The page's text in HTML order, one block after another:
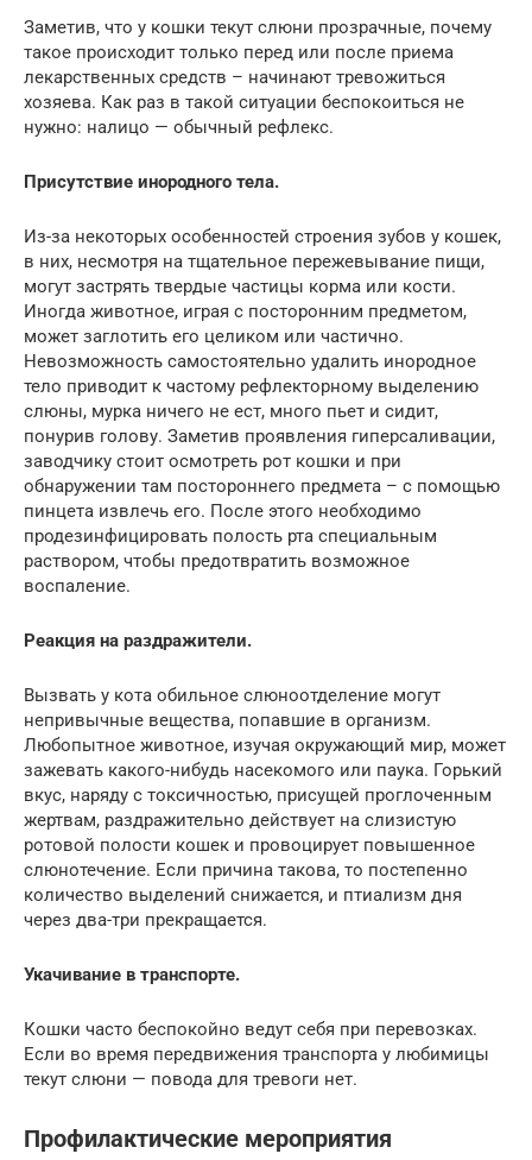
Заметив, что у кошки текут слюни прозрачные, почему
такое происходит только перед или после приема
лекарственных средств – начинают тревожиться
хозяева. Как раз в такой ситуации беспокоиться не
нужно: налицо — обычный рефлекс.
Присутствие инородного тела.
Из-за некоторых особенностей строения зубов у кошек,
в них, несмотря на тщательное пережевывание пищи,
могут застрять твердые частицы корма или кости.
Иногда животное, играя с посторонним предметом,
может заглотить его целиком или частично.
Невозможность самостоятельно удалить инородное
тело приводит к частому рефлекторному выделению
слюны, мурка ничего не ест, много пьет и сидит,
понурив голову. Заметив проявления гиперсаливации,
заводчику стоит осмотреть рот кошки и при
обнаружении там постороннего предмета – с помощью
пинцета извлечь его. После этого необходимо
продезинфицировать полость рта специальным
раствором, чтобы предотвратить возможное
воспаление.
Реакция на раздражители.
Вызвать у кота обильное слюноотделение могут
непривычные вещества, попавшие в организм.
Любопытное животное, изучая окружающий мир, может
зажевать какого-нибудь насекомого или паука. Горький
вкус, наряду с токсичностью, присущей проглоченным
жертвам, раздражительно действует на слизистую
ротовой полости кошек и провоцирует повышенное
слюнотечение. Если причина такова, то постепенно
количество выделений снижается, и птиализм дня
через два-три прекращается.
Укачивание в транспорте.
Кошки часто беспокойно ведут себя при перевозках.
Если во время передвижения транспорта у любимицы
текут слюни — повода для тревоги нет.
Профилактические мероприятия